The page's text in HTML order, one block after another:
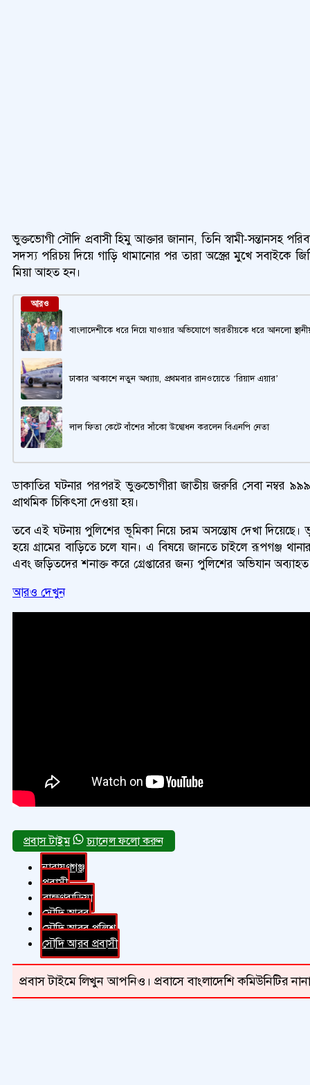
ভুক্তভোগী সৌদি প্রবাসী হিমু আক্তার জানান, তিনি স্বামী-সন্তানসহ
সদস্য পরিচয় দিয়ে গাড়ি থামানোর পর তারা অস্ত্রের মুখে
মিয়া আহত হন।
আরও
বাংলাদেশীকে ধরে নিয়ে যাওয়ার অভিযোগে ভারতীয়কে ধরে আনলো
ঢাকার আকাশে নতুন অধ্যায়, প্রথমবার রানওয়েতে ‘রিয়াদ এয়ার’
লাল ফিতা কেটে বাঁশের সাঁকো উদ্বোধন করলেন বিএনপি নেতা
ডাকাতির ঘটনার পরপরই ভুক্তভোগীরা জাতীয় জরুরি সেবা নম্বর
প্রাথমিক চিকিৎসা দেওয়া হয়।
তবে এই ঘটনায় পুলিশের ভূমিকা নিয়ে চরম অসন্তোষ দেখা দিয়েছে।
হয়ে গ্রামের বাড়িতে চলে যান। এ বিষয়ে জানতে চাইলে রূপগঞ্জ
এবং জড়িতদের শনাক্ত করে গ্রেপ্তারের জন্য পুলিশের অভিযান
আরও দেখুন
চ্যানেল ফলো করুন
নারায়ণগঞ্জ
প্রবাসী
ব্রাহ্মণবাড়িয়া
সৌদি আরব
সৌদি আরব পুলিশ
সৌদি আরব প্রবাসী
প্রবাস টাইমে লিখুন আপনিও। প্রবাসে বাংলাদেশি কমিউনিটির